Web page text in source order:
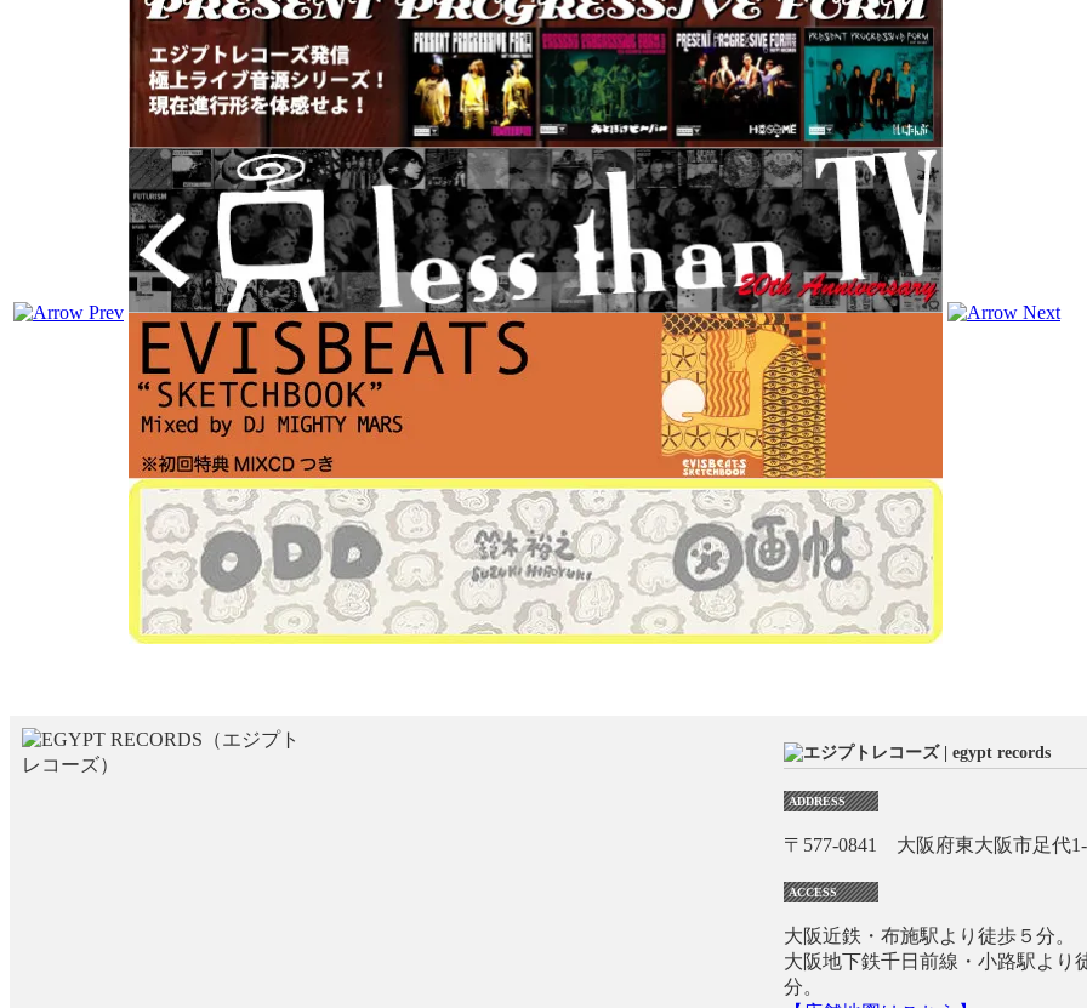
ADDRESS
〒577-0841 大阪府東大阪市足代1-
ACCESS
大阪近鉄・布施駅より徒歩５分。
大阪地下鉄千日前線・小路駅より
分。